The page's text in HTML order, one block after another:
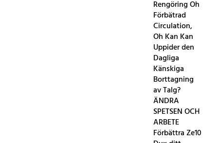
Rengöring Oh
Förbätrad
Circulation,
Oh Kan Kan
Uppider den
Dagliga
Känskiga
Borttagning
av Talg?
ÄNDRA
SPETSEN OCH
ARBETE
Förbättra Ze10